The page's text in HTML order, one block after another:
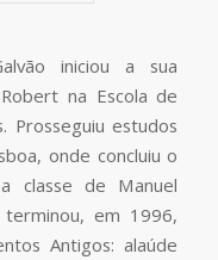
iniciou a sua
na Escola de
Prosseguiu estudos
onde concluiu o
classe de Manuel
em 1996,
Antigos: alaúde